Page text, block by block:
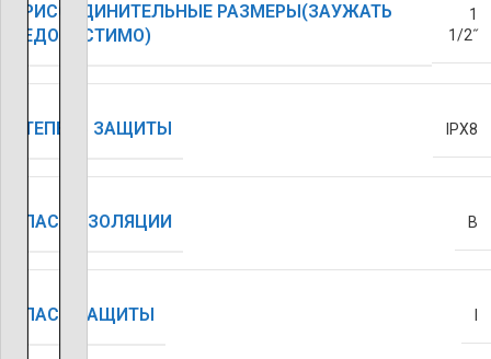
ПРИСОЕДИНИТЕЛЬНЫЕ РАЗМЕРЫ(ЗАУЖАТЬ
НЕДОПУСТИМО)
1
1/2˝
СТЕПЕНЬ ЗАЩИТЫ IPX8
КЛАСС ИЗОЛЯЦИИ B
КЛАСС ЗАЩИТЫ